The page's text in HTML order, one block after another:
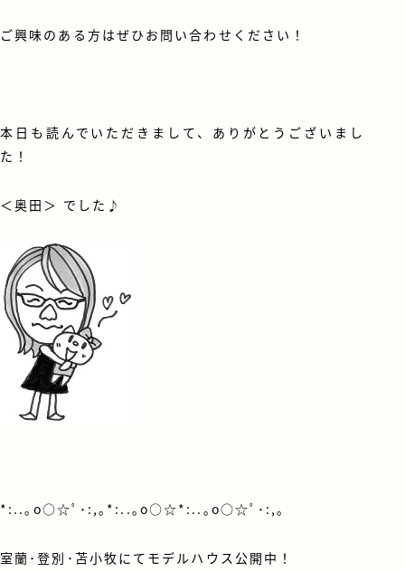
ご興味のある方はぜひお問い合わせください！
本日も読んでいただきまして、ありがとうございまし
た！
＜奥田 ＞ でした♪
*:..｡o○☆ﾟ･:,｡*:..｡o○☆*:..｡o○☆ﾟ･:,｡
室蘭･登別･苫小牧にてモデルハウス公開中！